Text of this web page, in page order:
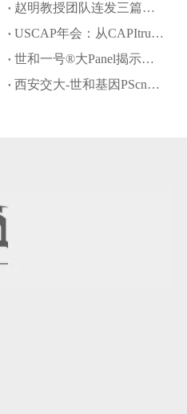
赵明教授团队连发三篇学术成果：世和NGS破解罕见肿瘤诊断难题
USCAP年会：从CAPItrue研究结果看中国HR+/HER2-晚期乳腺癌精准诊疗进阶之路
世和一号®大Panel揭示肉瘤样/横纹肌样透明细胞肾细胞癌分子图谱及预后治疗标志物
西安交大-世和基因PScnv模型：攻克“无配对样本”CNV高精度检测难题